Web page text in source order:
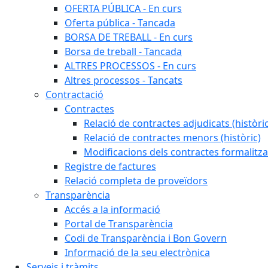
OFERTA PÚBLICA - En curs
Oferta pública - Tancada
BORSA DE TREBALL - En curs
Borsa de treball - Tancada
ALTRES PROCESSOS - En curs
Altres processos - Tancats
Contractació
Contractes
Relació de contractes adjudicats
Relació de contractes menors (històric)
Modificacions dels contractes
Registre de factures
Relació completa de proveïdors
Transparència
Accés a la informació
Portal de Transparència
Codi de Transparència i Bon Govern
Informació de la seu electrònica